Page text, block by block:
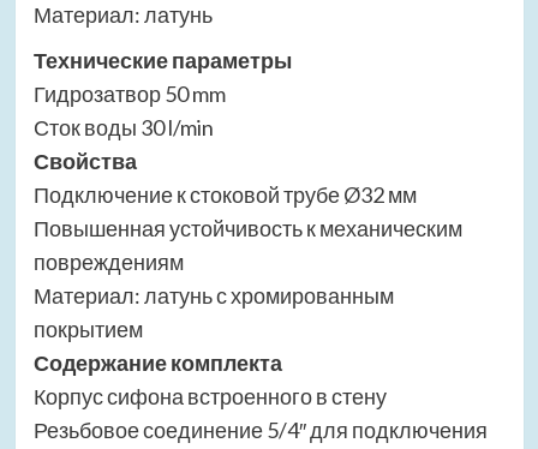
Материал: латунь
Технические параметры
Гидрозатвор 50 mm
Сток воды 30 l/min
Свойства
Подключение к стоковой трубе Ø32 мм
Повышенная устойчивость к механическим
повреждениям
Материал: латунь с хромированным
покрытием
Содержание комплекта
Корпус сифона встроенного в стену
Резьбовое соединение 5/4″ для подключения